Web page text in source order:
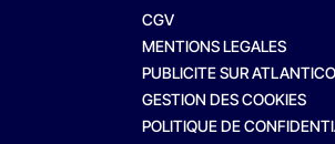
CGV
MENTIONS LEGALES
PUBLICITE SUR ATLANTICO
GESTION DES COOKIES
POLITIQUE DE